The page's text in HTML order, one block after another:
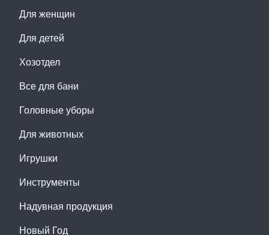
Для женщин
Для детей
Хозотдел
Все для бани
Головные уборы
Для животных
Игрушки
Инструменты
Надувная продукция
Новый Год